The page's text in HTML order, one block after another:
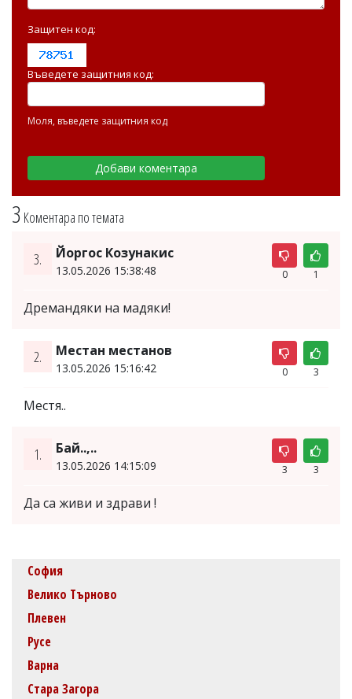
3 Коментара по темата
3. Йоргос Козунакис
13.05.2026 15:38:48 0 1
Дремандяки на мадяки!
2. Местан местанов
13.05.2026 15:16:42 0 3
Местя..
1. Бай..,..
13.05.2026 14:15:09 3 3
Да са живи и здрави !
Защитен код:
Въведете защитния код:
Моля, въведете защитния код
София
Велико Търново
Плевен
Русе
Варна
Стара Загора